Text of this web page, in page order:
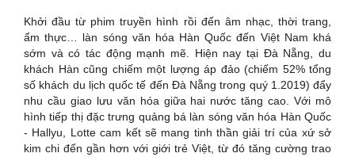
Khởi đầu từ phim truyền hình rồi đến âm nhạc, thời trang,
ẩm thực… làn sóng văn hóa Hàn Quốc đến Việt Nam khá
sớm và có tác động mạnh mẽ. Hiện nay tại Đà Nẵng, du
khách Hàn cũng chiếm một lượng áp đảo (chiếm 52% tổng
số khách du lịch quốc tế đến Đà Nẵng trong quý 1.2019) đẩy
nhu cầu giao lưu văn hóa giữa hai nước tăng cao. Với mô
hình tiếp thị đặc trưng quảng bá làn sóng văn hóa Hàn Quốc
- Hallyu, Lotte cam kết sẽ mang tinh thần giải trí của xứ sở
kim chi đến gần hơn với giới trẻ Việt, từ đó tăng cường trao